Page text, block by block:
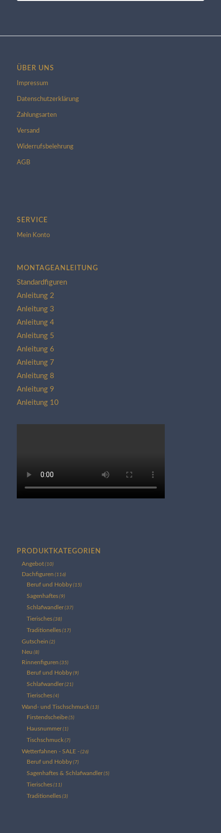
ÜBER UNS
Impressum
Datenschutzerklärung
Zahlungsarten
Versand
Widerrufsbelehrung
AGB
SERVICE
Mein Konto
MONTAGEANLEITUNG
Standardfiguren
Anleitung 2
Anleitung 3
Anleitung 4
Anleitung 5
Anleitung 6
Anleitung 7
Anleitung 8
Anleitung 9
Anleitung 10
PRODUKTKATEGORIEN
Angebot (10)
Dachfiguren (116)
Beruf und Hobby (15)
Sagenhaftes (9)
Schlafwandler (37)
Tierisches (38)
Traditionelles (17)
Gutschein (2)
Neu (8)
Rinnenfiguren (35)
Beruf und Hobby (9)
Schlafwandler (21)
Tierisches (4)
Wand- und Tischschmuck (13)
Firstendscheibe (5)
Hausnummer (1)
Tischschmuck (7)
Wetterfahnen - SALE - (26)
Beruf und Hobby (7)
Sagenhaftes & Schlafwandler (5)
Tierisches (11)
Traditionelles (3)